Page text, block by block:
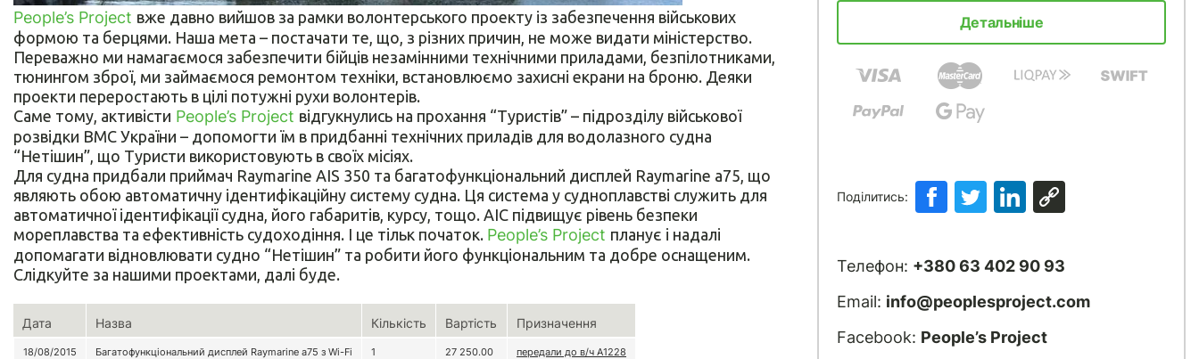
People’s Project вже давно вийшов за рамки волонтерського проекту із забезпечення військових
формою та берцями. Наша мета – постачати те, що, з різних причин, не може видати міністерство.
Переважно ми намагаємося забезпечити бійців незамінними технічними приладами, безпілотниками,
тюнингом зброї, ми займаємося ремонтом техніки, встановлюємо захисні екрани на броню. Деяки
проекти переростають в цілі потужні рухи волонтерів.
Саме тому, активісти People’s Project відгукнулись на прохання “Туристів” – підрозділу військової
розвідки ВМС України – допомогти їм в придбанні технічних приладів для водолазного судна
“Нетішин”, що Туристи використовують в своїх місіях.
Для судна придбали приймач Raymarine AIS 350 та багатофункціональний дисплей Raymarine a75, що
являють обою автоматичну ідентифікаційну систему судна. Ця система у судноплавстві служить для
автоматичної ідентифікації судна, його габаритів, курсу, тощо. АІС підвищує рівень безпеки
мореплавства та ефективність судоходіння. І це тільк початок. People’s Project планує і надалі
допомагати відновлювати судно “Нетішин” та робити його функціональним та добре оснащеним.
Слідкуйте за нашими проектами, далі буде.
Дата Назва Кількість Вартість Призначення
18/08/2015 Багатофункціональний дисплей Raymarine a75 з Wi-Fi 1 27 250.00
передали до в/ч А1228
Детальніше
Поділитись:
Телефон: +380 63 402 90 93
Email: info@peoplesproject.com
Facebook: People’s Project